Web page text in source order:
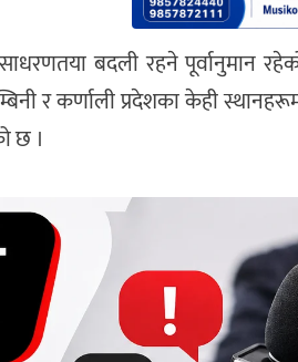
बदली रहने पूर्वानुमान
र कर्णाली प्रदेशका केही
छ ।